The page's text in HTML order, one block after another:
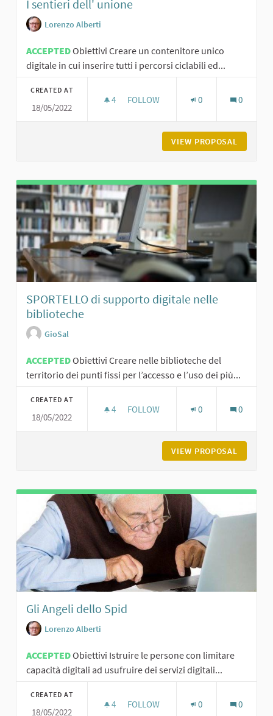
I sentieri dell' unione
Lorenzo Alberti
ACCEPTEDObiettivi Creare un contenitore unico
digitale in cui inserire tutti i percorsi ciclabili ed...
CREATED AT
18/05/2022
4 4 FOLLOWERS
FOLLOW 0 0
VIEW PROPOSAL
SPORTELLO di supporto digitale nelle
biblioteche
GioSal
ACCEPTEDObiettivi Creare nelle biblioteche del
territorio dei punti fissi per l’accesso e l’uso dei più...
CREATED AT
18/05/2022
4 4 FOLLOWERS
FOLLOW 0 0
VIEW PROPOSAL
Gli Angeli dello Spid
Lorenzo Alberti
ACCEPTEDObiettivi Istruire le persone con limitare
capacità digitali ad usufruire dei servizi digitali...
CREATED AT
18/05/2022
4 4 FOLLOWERS
FOLLOW 0 0